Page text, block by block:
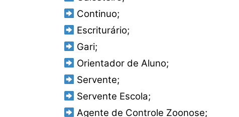
Continuo;
Escriturário;
Gari;
Orientador de Aluno;
Servente;
Servente Escola;
Agente de Controle Zoonose;